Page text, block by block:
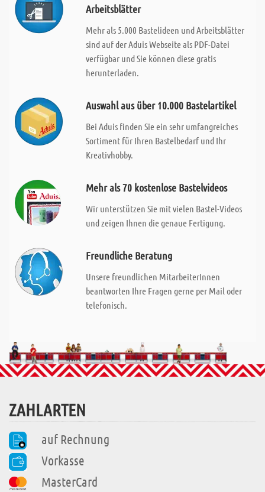
Arbeitsblätter
Mehr als 5.000 Bastelideen und Arbeitsblätter
sind auf der Aduis Webseite als PDF-Datei
verfügbar und Sie können diese gratis
herunterladen.
Auswahl aus über 10.000 Bastelartikel
Bei Aduis finden Sie ein sehr umfangreiches
Sortiment für Ihren Bastelbedarf und Ihr
Kreativhobby.
Mehr als 70 kostenlose Bastelvideos
Wir unterstützen Sie mit vielen Bastel-Videos
und zeigen Ihnen die genaue Fertigung.
Freundliche Beratung
Unsere freundlichen MitarbeiterInnen
beantworten Ihre Fragen gerne per Mail oder
telefonisch.
ZAHLARTEN
auf Rechnung
Vorkasse
MasterCard